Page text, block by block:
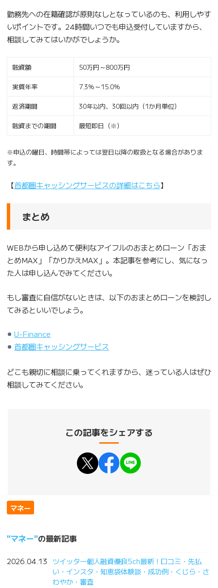
勤務先への在籍確認が原則なしとなっているのも、利用しやす
いポイントです。24時間いつでも申込受付していますから、
相談してみてはいかがでしょうか。
融資額 50万円～800万円
実質年率 7.3％～15.0％
返済期間 30年以内、30回以内（1か月単位）
融資までの期間 最短即日（※）
※申込の曜日、時間帯によっては翌日以降の取扱となる場合がありま
す。
【首都圏キャッシングサービスの詳細はこちら】
まとめ
WEBから申し込めて便利なアイフルのおまとめローン「おま
とめMAX」「かりかえMAX」。本記事を参考にし、気になっ
た人は申し込んでみてください。
もし審査に自信がないときは、以下のおまとめローンを検討し
てみるといいでしょう。
U-Finance
首都圏キャッシングサービス
どこも親切に相談に乗ってくれますから、迷っている人はぜひ
相談してみてください。
この記事をシェアする
マネー
マネー の最新記事
2026.04.13
ツイッター個人融資優良5ch最新！口コミ・先払
い・インスタ・知恵袋体験談・成功例・くじら・さ
わやか・審査